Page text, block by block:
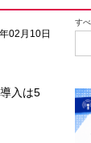
す
02月10日
入は5